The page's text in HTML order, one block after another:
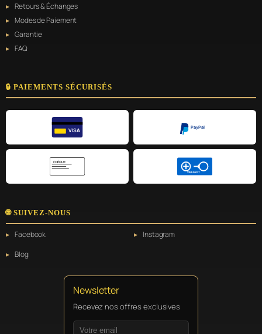
Retours & Échanges
Modes de Paiement
Garantie
FAQ
🔒 PAIEMENTS SÉCURISÉS
VISA
PayPal
CHÈQUE
VIREMENT
🌐 SUIVEZ-NOUS
Facebook
Instagram
Blog
Newsletter
Recevez nos offres exclusives